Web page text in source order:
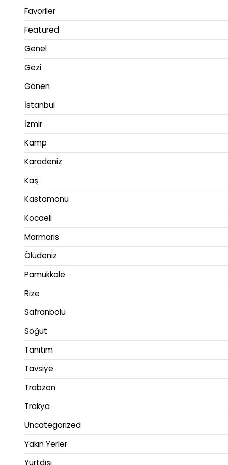
Favoriler
Featured
Genel
Gezi
Gönen
İstanbul
İzmir
Kamp
Karadeniz
Kaş
Kastamonu
Kocaeli
Marmaris
Ölüdeniz
Pamukkale
Rize
Safranbolu
Söğüt
Tanıtım
Tavsiye
Trabzon
Trakya
Uncategorized
Yakın Yerler
Yurtdışı